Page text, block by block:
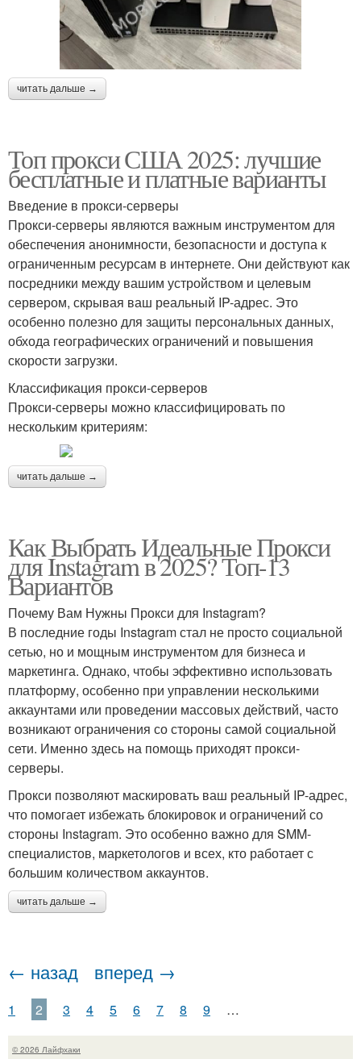
читать дальше →
Топ прокси США 2025: лучшие
бесплатные и платные варианты
Введение в прокси-серверы
Прокси-серверы являются важным инструментом для
обеспечения анонимности, безопасности и доступа к
ограниченным ресурсам в интернете. Они действуют как
посредники между вашим устройством и целевым
сервером, скрывая ваш реальный IP-адрес. Это
особенно полезно для защиты персональных данных,
обхода географических ограничений и повышения
скорости загрузки.
Классификация прокси-серверов
Прокси-серверы можно классифицировать по
нескольким критериям:
читать дальше →
Как Выбрать Идеальные Прокси
для Instagram в 2025? Топ-13
Вариантов
Почему Вам Нужны Прокси для Instagram?
В последние годы Instagram стал не просто социальной
сетью, но и мощным инструментом для бизнеса и
маркетинга. Однако, чтобы эффективно использовать
платформу, особенно при управлении несколькими
аккаунтами или проведении массовых действий, часто
возникают ограничения со стороны самой социальной
сети. Именно здесь на помощь приходят прокси-
серверы.
Прокси позволяют маскировать ваш реальный IP-адрес,
что помогает избежать блокировок и ограничений со
стороны Instagram. Это особенно важно для SMM-
специалистов, маркетологов и всех, кто работает с
большим количеством аккаунтов.
читать дальше →
← назад вперед →
1 2 3 4 5 6 7 8 9 …
© 2026 Лайфхаки